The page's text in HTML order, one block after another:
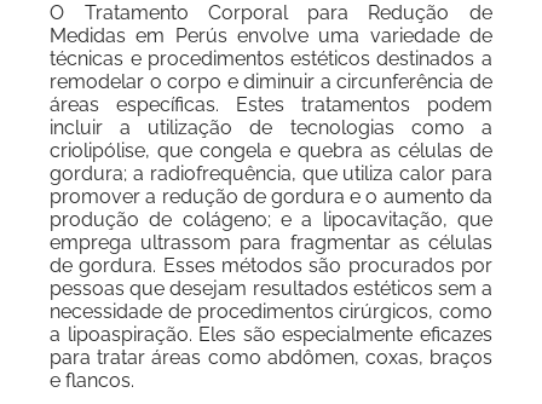
O Tratamento Corporal para Redução de
Medidas em Perús envolve uma variedade de
técnicas e procedimentos estéticos destinados a
remodelar o corpo e diminuir a circunferência de
áreas específicas. Estes tratamentos podem
incluir a utilização de tecnologias como a
criolipólise, que congela e quebra as células de
gordura; a radiofrequência, que utiliza calor para
promover a redução de gordura e o aumento da
produção de colágeno; e a lipocavitação, que
emprega ultrassom para fragmentar as células
de gordura. Esses métodos são procurados por
pessoas que desejam resultados estéticos sem a
necessidade de procedimentos cirúrgicos, como
a lipoaspiração. Eles são especialmente eficazes
para tratar áreas como abdômen, coxas, braços
e flancos.